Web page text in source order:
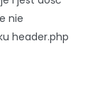
nie
header.php